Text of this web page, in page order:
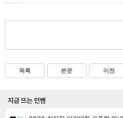
목록 본문 이전
지금 뜨는 인벤